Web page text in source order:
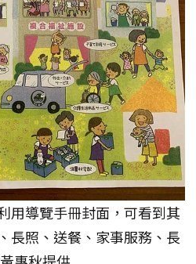
用導覽手冊封面，可看到其
長照、送餐、家事服務、長